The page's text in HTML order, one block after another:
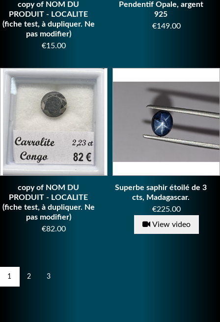
copy of NOM DU
PRODUIT - LOCALITE
(fiche test, à dupliquer. Ne
pas modifier)
Price
€15.00
Pendentif Opale, argent
925
Price
€149.00
copy of NOM DU
PRODUIT - LOCALITE
(fiche test, à dupliquer. Ne
pas modifier)
Price
€82.00
Superbe saphir étoilé de 3
cts, Madagascar.
Price
€225.00
View video
1 2 3